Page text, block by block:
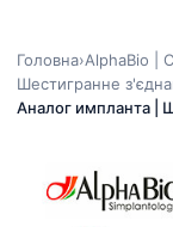
Головна›AlphaBio |
Шестигранне
Аналог импланта |